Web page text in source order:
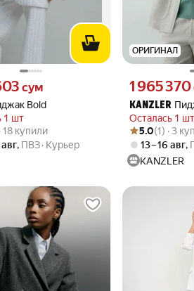
Bold
1 шт
сум вместо
сум
5.0 из 5
18 купили
18 купили
авг, ПВЗ Курьер
ОРИГИНАЛ
KANZLER
Осталась 1 шт
Цена 1965370
1 965 370
Рейтинг товара:
Оценок: (1) · 3
5.0(1) · 3
13 – 16 авг,
KANZLER